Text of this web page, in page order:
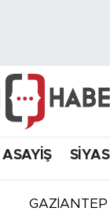
ASAYİŞ
GAZIANTEP
Durumu